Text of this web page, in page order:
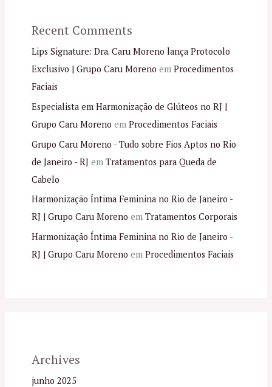
Recent Comments
Lips Signature: Dra. Caru Moreno lança Protocolo
Exclusivo | Grupo Caru Moreno em Procedimentos
Faciais
Especialista em Harmonização de Glúteos no RJ |
Grupo Caru Moreno em Procedimentos Faciais
Grupo Caru Moreno - Tudo sobre Fios Aptos no Rio
de Janeiro - RJem Tratamentos para Queda de
Cabelo
Harmonização Íntima Feminina no Rio de Janeiro -
RJ | Grupo Caru Moreno em Tratamentos Corporais
Harmonização Íntima Feminina no Rio de Janeiro -
RJ | Grupo Caru Moreno em Procedimentos Faciais
Archives
junho 2025